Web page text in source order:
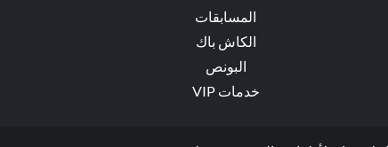
المسابقات
الكاش باك
البونص
خدمات VIP